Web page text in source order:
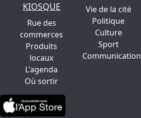
KIOSQUE
Rue des
commerces
Produits
locaux
L'agenda
Où sortir
Vie de la cité
Politique
Culture
Sport
Communication